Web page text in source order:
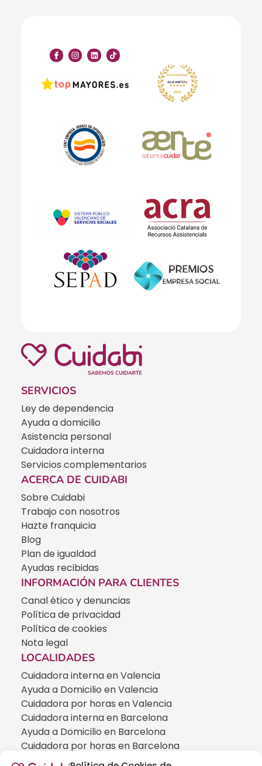
SERVICIOS
Ley de dependencia
Ayuda a domicilio
Asistencia personal
Cuidadora interna
Servicios complementarios
ACERCA DE CUIDABI
Sobre Cuidabi
Trabajo con nosotros
Hazte franquicia
Blog
Plan de igualdad
Ayudas recibidas
INFORMACIÓN PARA CLIENTES
Canal ético y denuncias
Política de privacidad
Política de cookies
Nota legal
LOCALIDADES
Cuidadora interna en Valencia
Ayuda a Domicilio en Valencia
Cuidadora por horas en Valencia
Cuidadora interna en Barcelona
Ayuda a Domicilio en Barcelona
Cuidadora por horas en Barcelona
Cuidadora interna en Madrid